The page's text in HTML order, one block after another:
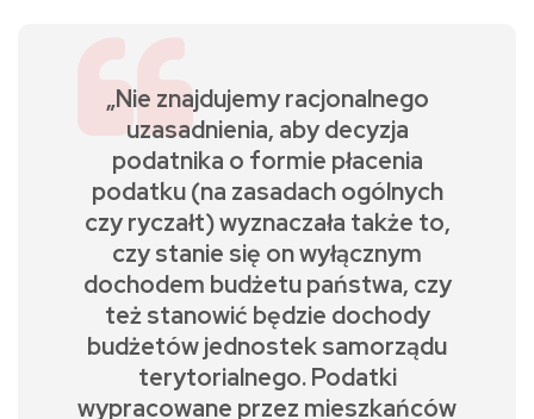
„Nie znajdujemy racjonalnego
uzasadnienia, aby decyzja
podatnika o formie płacenia
podatku (na zasadach ogólnych
czy ryczałt) wyznaczała także to,
czy stanie się on wyłącznym
dochodem budżetu państwa, czy
też stanowić będzie dochody
budżetów jednostek samorządu
terytorialnego. Podatki
wypracowane przez mieszkańców